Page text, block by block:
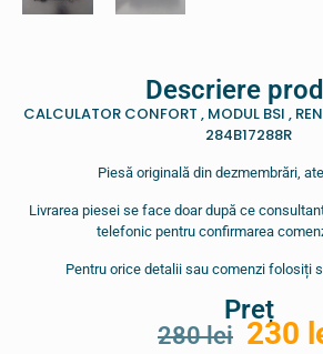
Descriere
CALCULATOR CONFORT , MODUL BSI ,
284B17288R
Piesă originală din dezmembrări,
Livrarea piesei se face doar după ce
telefonic pentru confirmarea
Pentru orice detalii sau comenzi folosiți
Preț
280lei 230